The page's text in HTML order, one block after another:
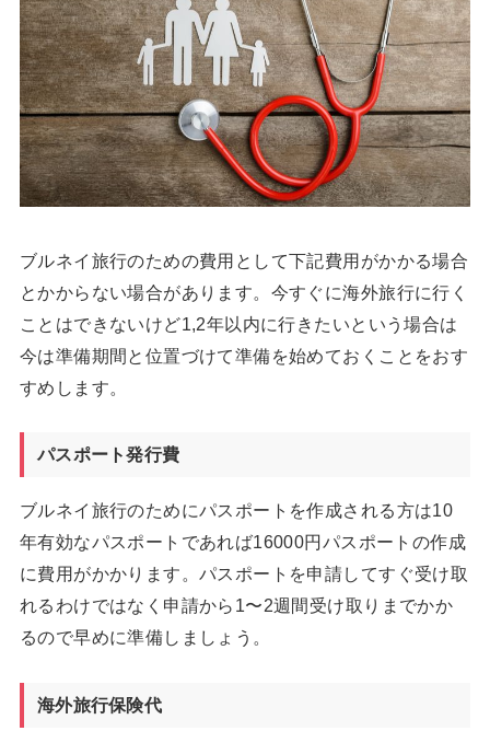
ブルネイ旅行のための費用として下記費用がかかる場合
とかからない場合があります。今すぐに海外旅行に行く
ことはできないけど1,2年以内に行きたいという場合は
今は準備期間と位置づけて準備を始めておくことをおす
すめします。
パスポート発行費
ブルネイ旅行のためにパスポートを作成される方は10
年有効なパスポートであれば16000円パスポートの作成
に費用がかかります。パスポートを申請してすぐ受け取
れるわけではなく申請から1〜2週間受け取りまでかか
るので早めに準備しましょう。
海外旅行保険代